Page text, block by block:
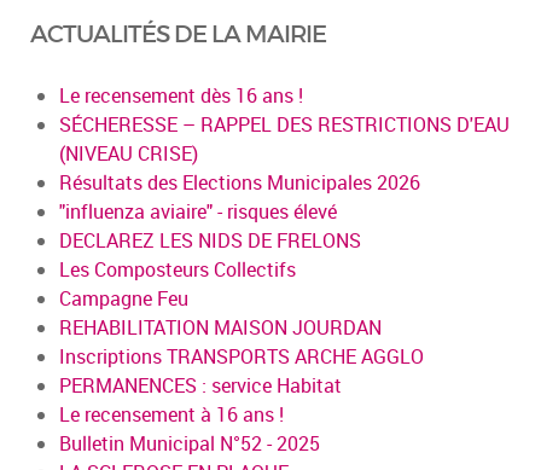
ACTUALITÉS DE LA MAIRIE
Le recensement dès 16 ans !
SÉCHERESSE – RAPPEL DES RESTRICTIONS D'EAU
(NIVEAU CRISE)
Résultats des Elections Municipales 2026
"influenza aviaire" - risques élevé
DECLAREZ LES NIDS DE FRELONS
Les Composteurs Collectifs
Campagne Feu
REHABILITATION MAISON JOURDAN
Inscriptions TRANSPORTS ARCHE AGGLO
PERMANENCES : service Habitat
Le recensement à 16 ans !
Bulletin Municipal N°52 - 2025